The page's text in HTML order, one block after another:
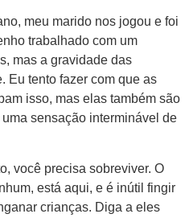
meu marido nos jogou e foi
trabalhado com um
mas a gravidade das
Eu tento fazer com que as
isso, mas elas também são
sensação interminável de
você precisa sobreviver. O
está aqui, e é inútil fingir
crianças. Diga a eles